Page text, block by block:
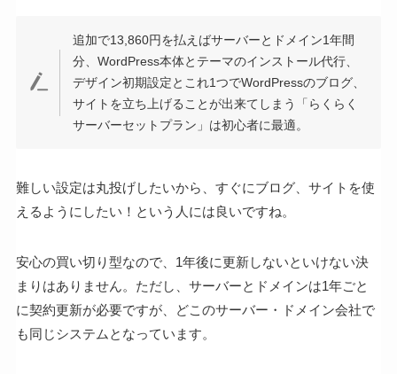
追加で13,860円を払えばサーバーとドメイン1年間
分、WordPress本体とテーマのインストール代行、
デザイン初期設定とこれ1つでWordPressのブログ、
サイトを立ち上げることが出来てしまう「らくらく
サーバーセットプラン」は初心者に最適。
難しい設定は丸投げしたいから、すぐにブログ、サイトを使
えるようにしたい！という人には良いですね。
安心の買い切り型なので、1年後に更新しないといけない決
まりはありません。ただし、サーバーとドメインは1年ごと
に契約更新が必要ですが、どこのサーバー・ドメイン会社で
も同じシステムとなっています。